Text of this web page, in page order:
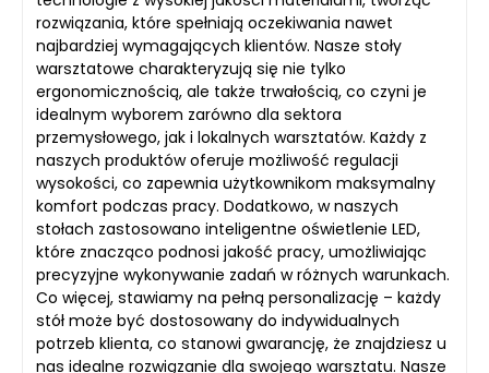
rozwiązania, które spełniają oczekiwania nawet
najbardziej wymagających klientów. Nasze stoły
warsztatowe charakteryzują się nie tylko
ergonomicznością, ale także trwałością, co czyni je
idealnym wyborem zarówno dla sektora
przemysłowego, jak i lokalnych warsztatów. Każdy z
naszych produktów oferuje możliwość regulacji
wysokości, co zapewnia użytkownikom maksymalny
komfort podczas pracy. Dodatkowo, w naszych
stołach zastosowano inteligentne oświetlenie LED,
które znacząco podnosi jakość pracy, umożliwiając
precyzyjne wykonywanie zadań w różnych warunkach.
Co więcej, stawiamy na pełną personalizację – każdy
stół może być dostosowany do indywidualnych
potrzeb klienta, co stanowi gwarancję, że znajdziesz u
nas idealne rozwiązanie dla swojego warsztatu. Nasze